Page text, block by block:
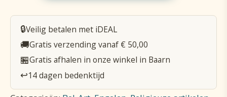
Multicolor
aantal
🔒Veilig betalen met iDEAL
🚚Gratis verzending vanaf € 50,00
🏪Gratis afhalen in onze winkel in Baarn
↩️14 dagen bedenktijd